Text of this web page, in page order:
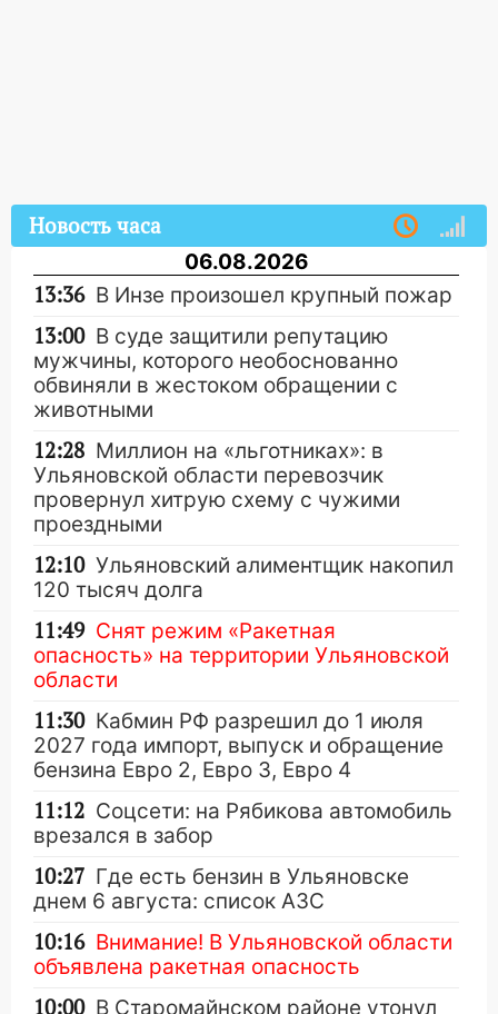
Новость часа
06.08.2026
13:36 В Инзе произошел крупный пожар
13:00 В суде защитили репутацию
мужчины, которого необоснованно
обвиняли в жестоком обращении с
животными
12:28 Миллион на «льготниках»: в
Ульяновской области перевозчик
провернул хитрую схему с чужими
проездными
12:10 Ульяновский алиментщик накопил
120 тысяч долга
11:49 Снят режим «Ракетная
опасность» на территории Ульяновской
области
11:30 Кабмин РФ разрешил до 1 июля
2027 года импорт, выпуск и обращение
бензина Евро 2, Евро 3, Евро 4
11:12 Соцсети: на Рябикова автомобиль
врезался в забор
10:27 Где есть бензин в Ульяновске
днем 6 августа: список АЗС
10:16 Внимание! В Ульяновской области
объявлена ракетная опасность
10:00 В Старомайнском районе утонул